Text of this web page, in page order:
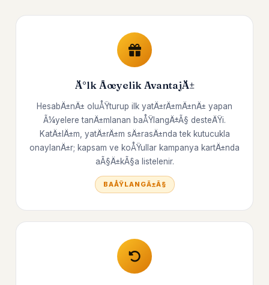
Ä°lk Ãœyelik AvantajÄ±
HesabÄ±nÄ± oluÅŸturup ilk yatÄ±rÄ±mÄ±nÄ± yapan
Ã¼yelere tanÄ±mlanan baÅŸlangÄ±Ã§ desteÄŸi.
KatÄ±lÄ±m, yatÄ±rÄ±m sÄ±rasÄ±nda tek kutucukla
onaylanÄ±r; kapsam ve koÅŸullar kampanya kartÄ±nda
aÃ§Ä±kÃ§a listelenir.
BAÅŸLANGÄ±Ã§